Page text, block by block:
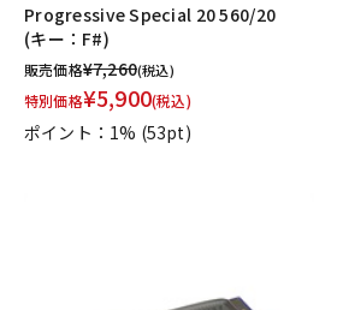
Progressive Special 20 560/20
(キー：F#)
販売価格¥7,260(税込)
特別価格¥5,900(税込)
ポイント：1% (53pt)